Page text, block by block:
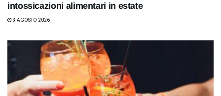
intossicazioni alimentari in estate
3 AGOSTO 2026